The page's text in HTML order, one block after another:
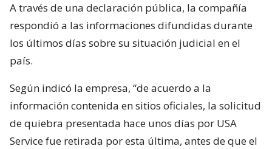
A través de una declaración pública, la compañía
respondió a las informaciones difundidas durante
los últimos días sobre su situación judicial en el
país.
Según indicó la empresa, “de acuerdo a la
información contenida en sitios oficiales, la solicitud
de quiebra presentada hace unos días por USA
Service fue retirada por esta última, antes de que el